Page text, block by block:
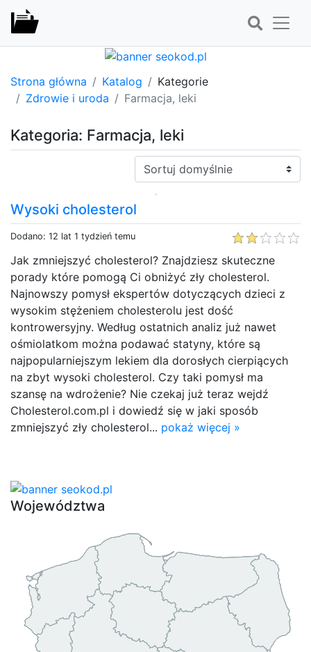
Strona główna Katalog
Kategorie
Zdrowie i uroda
Farmacja, leki
Kategoria: Farmacja, leki
Sortuj:
Wysoki cholesterol
Dodano: 12 lat 1 tydzień temu
Jak zmniejszyć cholesterol? Znajdziesz skuteczne
porady które pomogą Ci obniżyć zły cholesterol.
Najnowszy pomysł ekspertów dotyczących dzieci z
wysokim stężeniem cholesterolu jest dość
kontrowersyjny. Według ostatnich analiz już nawet
ośmiolatkom można podawać statyny, które są
najpopularniejszym lekiem dla dorosłych cierpiących
na zbyt wysoki cholesterol. Czy taki pomysł ma
szansę na wdrożenie? Nie czekaj już teraz wejdź
Cholesterol.com.pl i dowiedź się w jaki sposób
zmniejszyć zły cholesterol... pokaż więcej »
Województwa